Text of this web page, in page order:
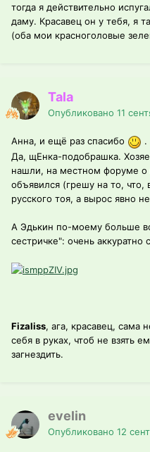
тогда я действительно
даму. Красавец он у тебя, я
(оба мои красноголовые
Tala
Опубликовано 11
Анна, и ещё раз спасибо
.
Да, щЕнка-подобрашка.
нашли, на местном форуме о
объявился (грешу на то, что,
русского тоя, а вырос явно
А Эдькин по-моему больше
сестричке": очень аккуратно
Fizaliss, ага, красавец,
себя в руках, чтоб не взять
загнездить.
evelin
Опубликовано 12